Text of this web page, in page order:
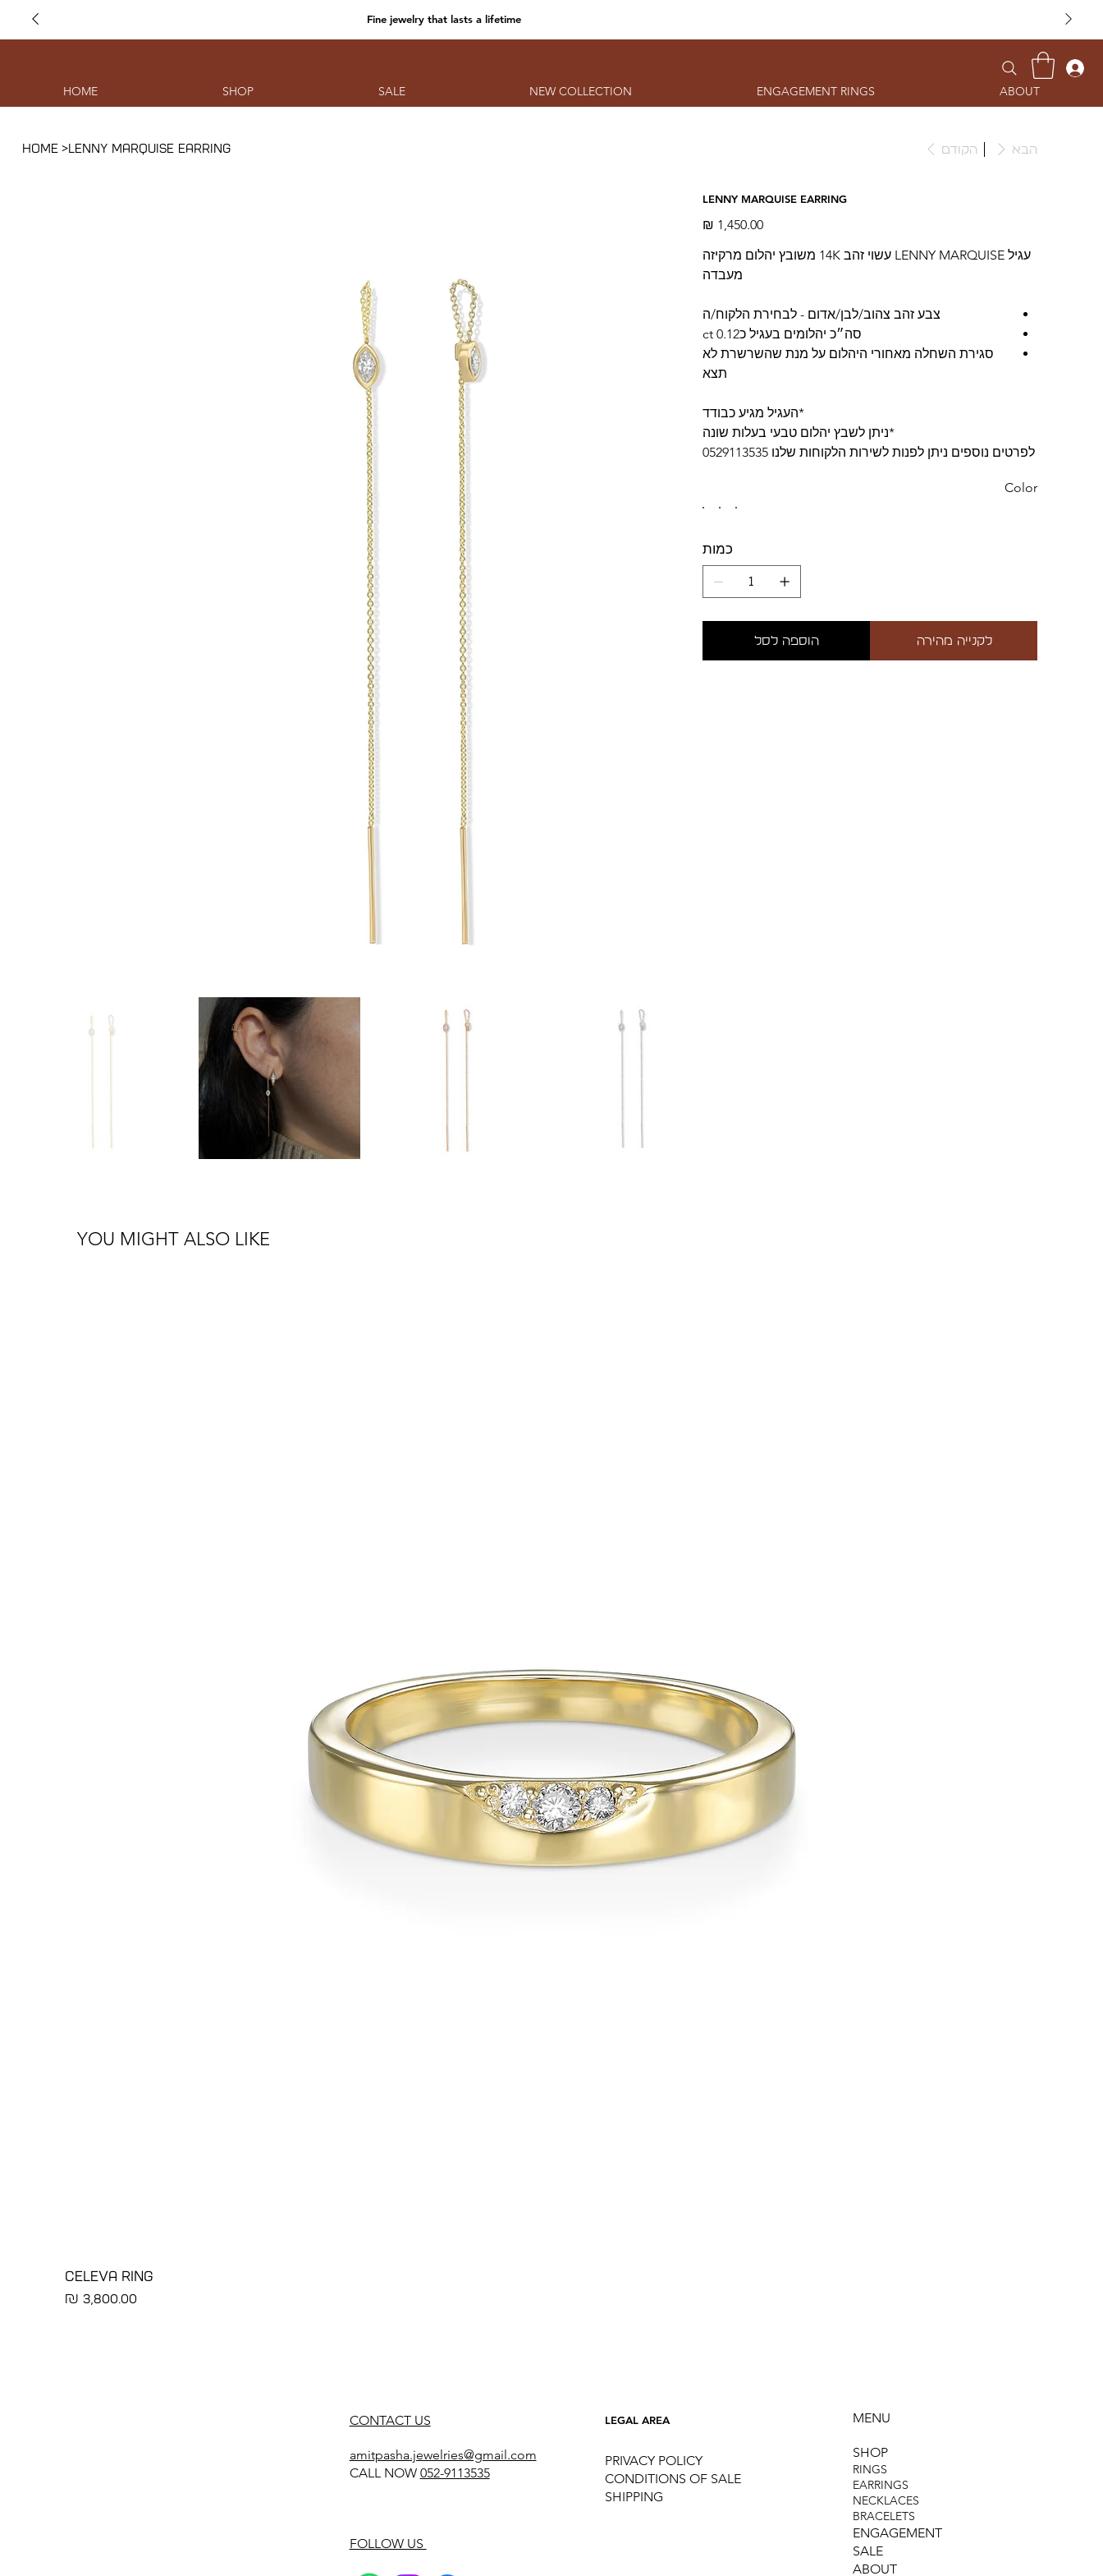
Fine jewelry that lasts a lifetime
HOME SHOP SALE NEW COLLECTION ENGAGEMENT RINGS ABOUT
HOME > LENNY MARQUISE EARRING הקודם הבא
LENNY MARQUISE EARRING
מחיר
‏1,450.00 ‏₪
עגיל LENNY MARQUISE עשוי זהב 14K משובץ יהלום מרקיזה
מעבדה
צבע זהב צהוב/לבן/אדום - לבחירת הלקוח/ה
סה״כ יהלומים בעגיל כ0.12 ct
סגירת השחלה מאחורי היהלום על מנת שהשרשרת לא
תצא
*העגיל מגיע כבודד
*ניתן לשבץ יהלום טבעי בעלות שונה
לפרטים נוספים ניתן לפנות לשירות הלקוחות שלנו 0529113535
Color
כמות
הוספה לסל לקנייה מהירה
YOU MIGHT ALSO LIKE
CELEVA RING
מחיר
LEGAL AREA
PRIVACY POLICY
CONDITIONS OF SALE
SHIPPING
CONTACT US
amitpasha.jewelries@gmail.com
CALL NOW 052-9113535
FOLLOW US
MENU
SHOP
RINGS
EARRINGS
NECKLACES
BRACELETS
ENGAGEMENT
SALE
ABOUT